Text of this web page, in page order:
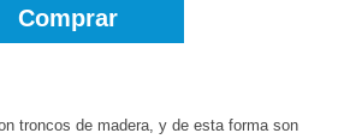
Comprar
troncos de madera, y de esta forma son